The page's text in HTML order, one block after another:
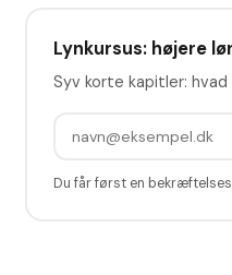
Lynkursus: højere
Syv korte kapitler:
Du får først en